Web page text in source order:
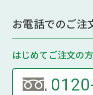
お電話でのご注
はじめてご注文の